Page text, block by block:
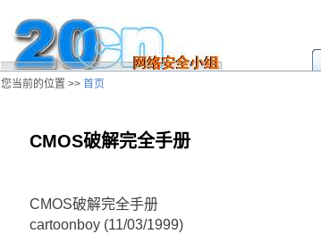
您当前的位置 >> 首页
CMOS破解完全手册
CMOS破解完全手册
cartoonboy (11/03/1999)